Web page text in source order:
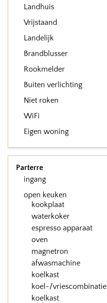
Landhuis
Vrijstaand
Landelijk
Brandblusser
Rookmelder
Buiten verlichting
Niet roken
WiFi
Eigen woning
Parterre
ingang
open keuken
kookplaat
waterkoker
espresso apparaat
oven
magnetron
afwasmachine
koelkast
koel-/vriescombinatie
koelkast